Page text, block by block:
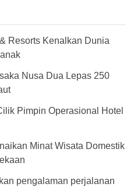
Resorts Kenalkan Dunia
Nusa Dua Lepas 250
Pimpin Operasional Hotel
Minat Wisata Domestik
pengalaman perjalanan